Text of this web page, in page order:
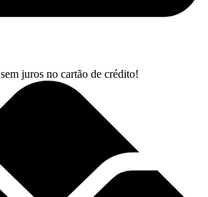
sem juros no cartão de crédito!